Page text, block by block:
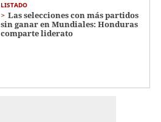
LISTADO
Las selecciones con más partidos
sin ganar en Mundiales: Honduras
comparte liderato